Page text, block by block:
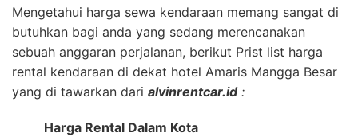
Mengetahui harga sewa kendaraan memang sangat di
butuhkan bagi anda yang sedang merencanakan
sebuah anggaran perjalanan, berikut Prist list harga
rental kendaraan di dekat hotel Amaris Mangga Besar
yang di tawarkan dari alvinrentcar.id:
Harga Rental Dalam Kota